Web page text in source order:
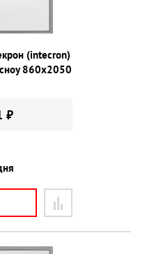
(intecron)
860х2050
₽